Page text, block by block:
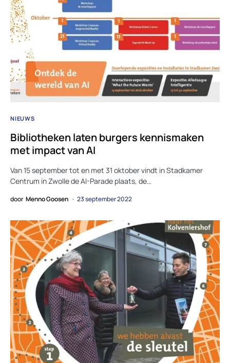
NIEUWS
Bibliotheken laten burgers kennismaken
met impact van AI
Van 15 september tot en met 31 oktober vindt in Stadkamer
Centrum in Zwolle de AI-Parade plaats, de…
door Menno Goosen 23 september 2022